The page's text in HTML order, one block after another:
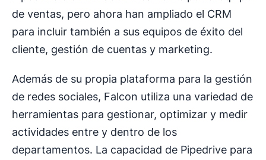
de ventas, pero ahora han ampliado el CRM
para incluir también a sus equipos de éxito del
cliente, gestión de cuentas y marketing.
Además de su propia plataforma para la gestión
de redes sociales, Falcon utiliza una variedad de
herramientas para gestionar, optimizar y medir
actividades entre y dentro de los
departamentos. La capacidad de Pipedrive para